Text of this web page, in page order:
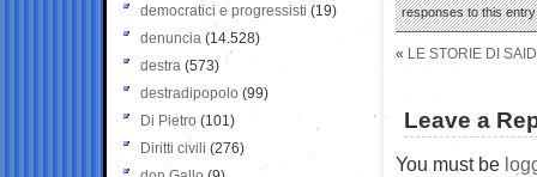
responses to this
« LE STORIE DI
Leave a
You must be
democratici e progressisti (19)
denuncia (14.528)
destra (573)
destradipopolo (99)
Di Pietro (101)
Diritti civili (276)